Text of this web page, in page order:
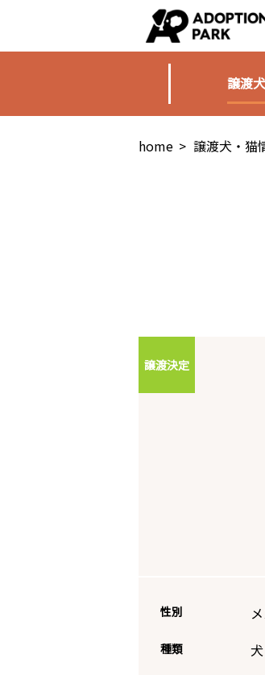
譲渡
home > 譲渡犬・猫
譲渡決定
性別
種類 犬